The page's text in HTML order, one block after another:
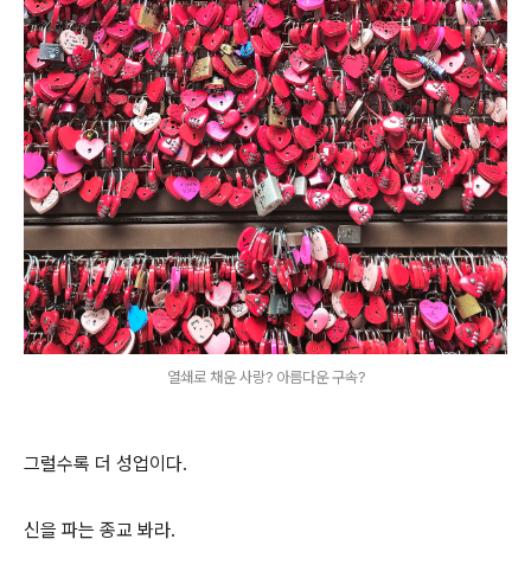
열쇄로 채운 사랑? 아름다운 구속?
그럴수록 더 성업이다.
신을 파는 종교 봐라.